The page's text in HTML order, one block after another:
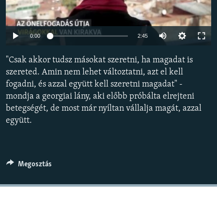
EURÓPAI UNIÓ
VILÁG
A MÚLT TANULSÁGAI
KÖVESSEN MINKET!
0:00 2:45
360p
480p
720p
"Csak akkor tudsz másokat szeretni, ha magadat is
szereted. Amin nem lehet változtatni, azt el kell
fogadni, és azzal együtt kell szeretni magadat" -
mondja a georgiai lány, aki előbb próbálta elrejteni
betegségét, de most már nyíltan vállalja magát, azzal
együtt.
Megosztás